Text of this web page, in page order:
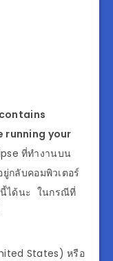
running your
ที่ทำงานบน
กลับคอมพิวเตอร์
นี้ได้นะ ในกรณีที่
States) หรือ